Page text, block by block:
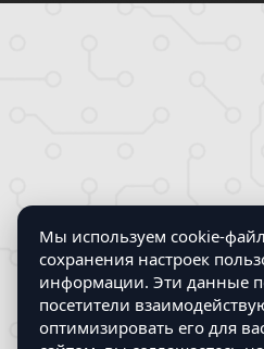
Мы используем cookie-
сохранения настроек
информации. Эти данные
посетители
оптимизировать его для